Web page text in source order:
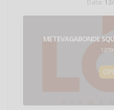
Data:
METEVAGABONDE
12/